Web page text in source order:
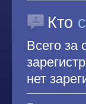
Кто
Всего за
нет